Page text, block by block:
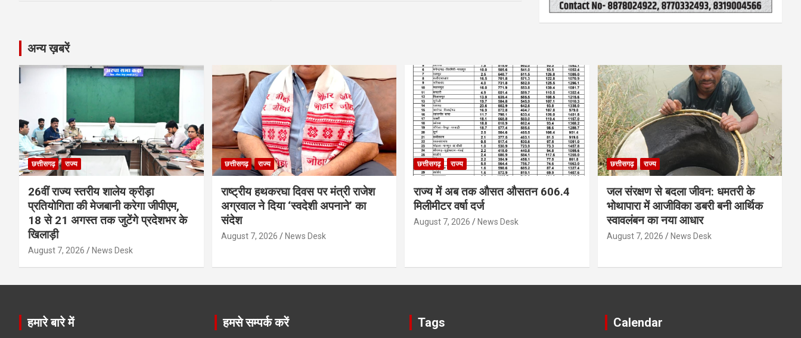
अन्य ख़बरें
छत्तीसगढ़ राज्य
26वीं राज्य स्तरीय शालेय क्रीड़ा
प्रतियोगिता की मेजबानी करेगा जीपीएम,
18 से 21 अगस्त तक जुटेंगे प्रदेशभर के
खिलाड़ी
August 7, 2026 News Desk
छत्तीसगढ़ राज्य
राष्ट्रीय हथकरघा दिवस पर मंत्री राजेश
अग्रवाल ने दिया ‘स्वदेशी अपनाने’ का
संदेश
August 7, 2026 News Desk
छत्तीसगढ़ राज्य
राज्य में अब तक औसत औसतन 606.4
मिलीमीटर वर्षा दर्ज
August 7, 2026 News Desk
छत्तीसगढ़ राज्य
जल संरक्षण से बदला जीवन: धमतरी के
भोथापारा में आजीविका डबरी बनी आर्थिक
स्वावलंबन का नया आधार
August 7, 2026 News Desk
हमारे बारे में हमसे सम्पर्क करें Tags Calendar